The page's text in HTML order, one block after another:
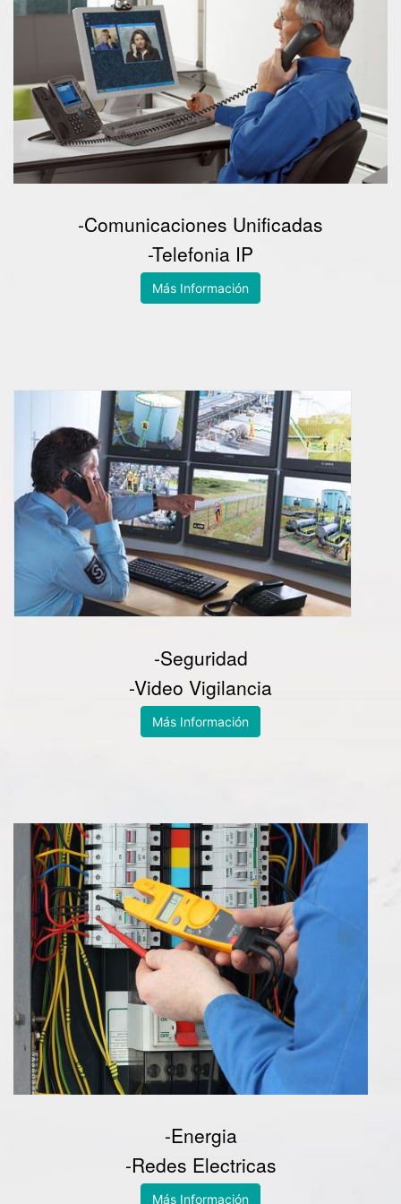
-Comunicaciones Unificadas
-Telefonia IP
Más Información
-Seguridad
-Video Vigilancia
Más Información
-Energia
-Redes Electricas
Más Información